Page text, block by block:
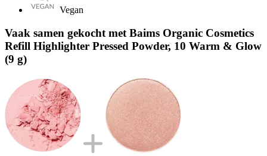
Vegan
Vaak samen gekocht met Baims Organic Cosmetics
Refill Highlighter Pressed Powder, 10 Warm & Glow
(9 g)